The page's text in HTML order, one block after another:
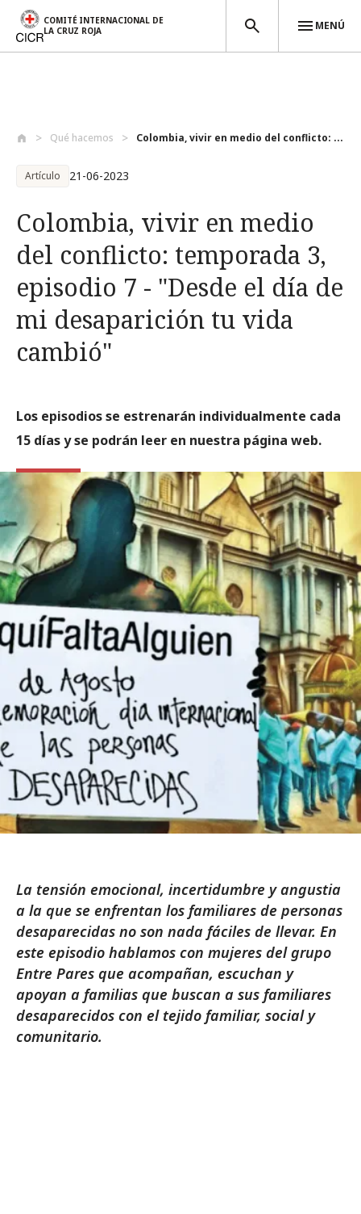
COMITÉ INTERNACIONAL DE
LA CRUZ ROJA
MENÚ
Qué hacemos Colombia, vivir en medio del conflicto: ...
Artículo 21-06-2023
Colombia, vivir en medio
del conflicto: temporada 3,
episodio 7 - "Desde el día de
mi desaparición tu vida
cambió"
Los episodios se estrenarán individualmente cada
15 días y se podrán leer en nuestra página web.
La tensión emocional, incertidumbre y angustia
a la que se enfrentan los familiares de personas
desaparecidas no son nada fáciles de llevar. En
este episodio hablamos con mujeres del grupo
Entre Pares que acompañan, escuchan y
apoyan a familias que buscan a sus familiares
desaparecidos con el tejido familiar, social y
comunitario.